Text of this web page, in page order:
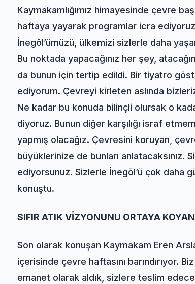
Kaymakamlığımız himayesinde çevre
haftaya yayarak programlar icra
İnegöl’ümüzü, ülkemizi sizlerle daha
Bu noktada yapacağınız her şey,
da bunun için tertip edildi. Bir tiyatro
ediyorum. Çevreyi kirleten aslında
Ne kadar bu konuda bilinçli olursak o
diyoruz. Bunun diğer karşılığı israf
yapmış olacağız. Çevresini koruyan,
büyüklerinize de bunları anlatacaksınız.
ediyorsunuz. Sizlerle İnegöl’ü çok daha
konuştu.
SIFIR ATIK VİZYONUNU ORTAYA
Son olarak konuşan Kaymakam Eren
içerisinde çevre haftasını barındırıyor.
emanet olarak aldık, sizlere teslim